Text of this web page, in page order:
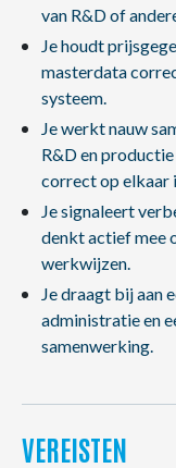
van R&D of
Je houdt
masterdata
systeem.
Je werkt nauw
R&D en
correct op elkaar
Je signaleert
denkt actief mee
werkwijzen.
Je draagt bij aan
administratie en
samenwerking.
VEREISTEN